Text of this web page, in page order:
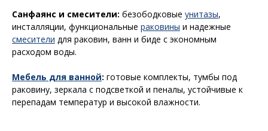
Санфаянс и смесители: безободковые унитазы,
инсталляции, функциональные раковины и надежные
смесители для раковин, ванн и биде с экономным
расходом воды.
Мебель для ванной: готовые комплекты, тумбы под
раковину, зеркала с подсветкой и пеналы, устойчивые к
перепадам температур и высокой влажности.